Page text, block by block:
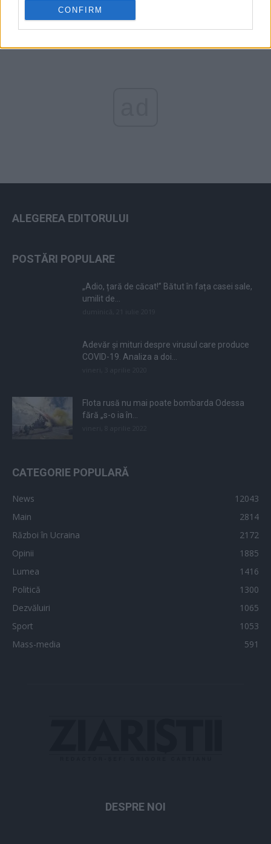
CONFIRM
ALEGEREA EDITORULUI
POSTĂRI POPULARE
„Adio, țară de căcat!” Bătut în fața casei sale,
umilit de...
Adevăr și mituri despre virusul care produce
COVID-19. Analiza a doi...
Flota rusă nu mai poate bombarda Odessa
fără „s-o ia în...
CATEGORIE POPULARĂ
News
12043
Main
2814
Război în Ucraina
2172
Opinii
1885
Lumea
1416
Politică
1300
Dezvăluiri
1065
Sport
1053
Mass-media
591
DESPRE NOI